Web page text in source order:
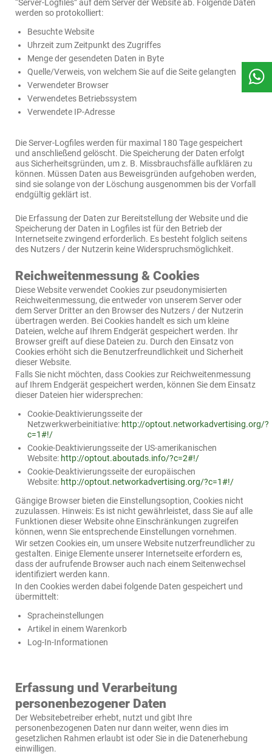
“Server-Logfiles” auf dem Server der Website ab. Folgende Daten
werden so protokolliert:
Besuchte Website
Uhrzeit zum Zeitpunkt des Zugriffes
Menge der gesendeten Daten in Byte
Quelle/Verweis, von welchem Sie auf die Seite gelangten
Verwendeter Browser
Verwendetes Betriebssystem
Verwendete IP-Adresse
Die Server-Logfiles werden für maximal 180 Tage gespeichert
und anschließend gelöscht. Die Speicherung der Daten erfolgt
aus Sicherheitsgründen, um z. B. Missbrauchsfälle aufklären zu
können. Müssen Daten aus Beweisgründen aufgehoben werden,
sind sie solange von der Löschung ausgenommen bis der Vorfall
endgültig geklärt ist.
Die Erfassung der Daten zur Bereitstellung der Website und die
Speicherung der Daten in Logfiles ist für den Betrieb der
Internetseite zwingend erforderlich. Es besteht folglich seitens
des Nutzers / der Nutzerin keine Widerspruchsmöglichkeit.
Reichweitenmessung & Cookies
Diese Website verwendet Cookies zur pseudonymisierten
Reichweitenmessung, die entweder von unserem Server oder
dem Server Dritter an den Browser des Nutzers / der Nutzerin
übertragen werden. Bei Cookies handelt es sich um kleine
Dateien, welche auf Ihrem Endgerät gespeichert werden. Ihr
Browser greift auf diese Dateien zu. Durch den Einsatz von
Cookies erhöht sich die Benutzerfreundlichkeit und Sicherheit
dieser Website.
Falls Sie nicht möchten, dass Cookies zur Reichweitenmessung
auf Ihrem Endgerät gespeichert werden, können Sie dem Einsatz
dieser Dateien hier widersprechen:
Cookie-Deaktivierungsseite der
Netzwerkwerbeinitiative: http://optout.networkadvertising.org/?
c=1#!/
Cookie-Deaktivierungsseite der US-amerikanischen
Website: http://optout.aboutads.info/?c=2#!/
Cookie-Deaktivierungsseite der europäischen
Website: http://optout.networkadvertising.org/?c=1#!/
Gängige Browser bieten die Einstellungsoption, Cookies nicht
zuzulassen. Hinweis: Es ist nicht gewährleistet, dass Sie auf alle
Funktionen dieser Website ohne Einschränkungen zugreifen
können, wenn Sie entsprechende Einstellungen vornehmen.
Wir setzen Cookies ein, um unsere Website nutzerfreundlicher zu
gestalten. Einige Elemente unserer Internetseite erfordern es,
dass der aufrufende Browser auch nach einem Seitenwechsel
identifiziert werden kann.
In den Cookies werden dabei folgende Daten gespeichert und
übermittelt:
Spracheinstellungen
Artikel in einem Warenkorb
Log-In-Informationen
Erfassung und Verarbeitung
personenbezogener Daten
Der Websitebetreiber erhebt, nutzt und gibt Ihre
personenbezogenen Daten nur dann weiter, wenn dies im
gesetzlichen Rahmen erlaubt ist oder Sie in die Datenerhebung
einwilligen.